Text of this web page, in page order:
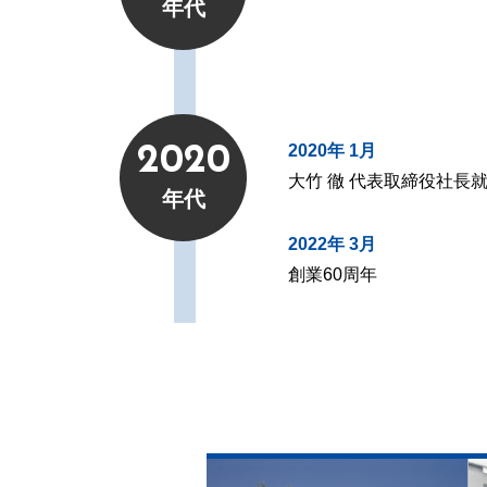
年代
2020
年代
2020年 1月
大竹 徹 代表取締役社長
2022年 3月
創業60周年